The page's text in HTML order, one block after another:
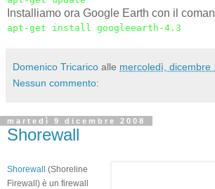
Installiamo ora Google Earth con il
apt-get install googleearth-4.3
Domenico Tricarico alle mercoledì, dicembre
Nessun commento:
martedì 9 dicembre 2008
Shorewall
Shorewall (Shoreline
Firewall) è un firewall